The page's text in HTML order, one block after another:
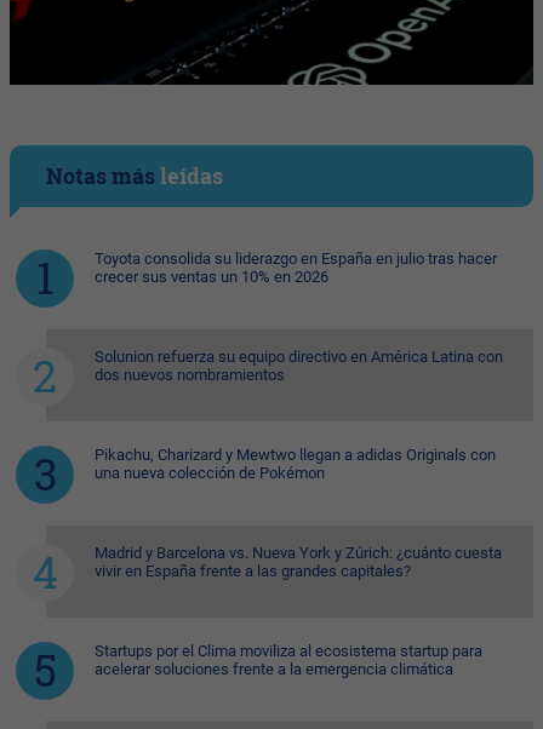
Notas másleídas
Toyota consolida su liderazgo en España en julio tras hacer
crecer sus ventas un 10% en 2026
Solunion refuerza su equipo directivo en América Latina con
dos nuevos nombramientos
Pikachu, Charizard y Mewtwo llegan a adidas Originals con
una nueva colección de Pokémon
Madrid y Barcelona vs. Nueva York y Zúrich: ¿cuánto cuesta
vivir en España frente a las grandes capitales?
Startups por el Clima moviliza al ecosistema startup para
acelerar soluciones frente a la emergencia climática